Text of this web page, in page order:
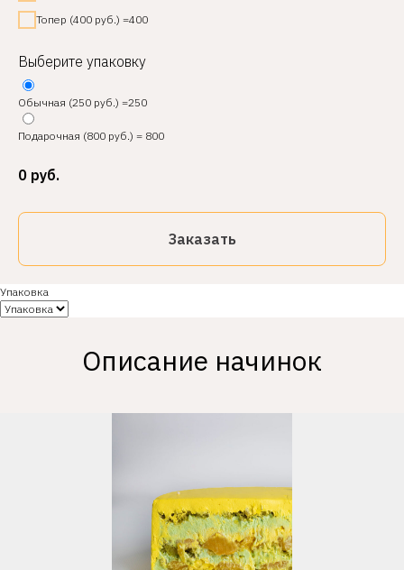
Топер (400 руб.) =400
Выберите упаковку
Обычная (250 руб.) =250
Подарочная (800 руб.) = 800
0 руб.
Заказать
Упаковка
Описание начинок